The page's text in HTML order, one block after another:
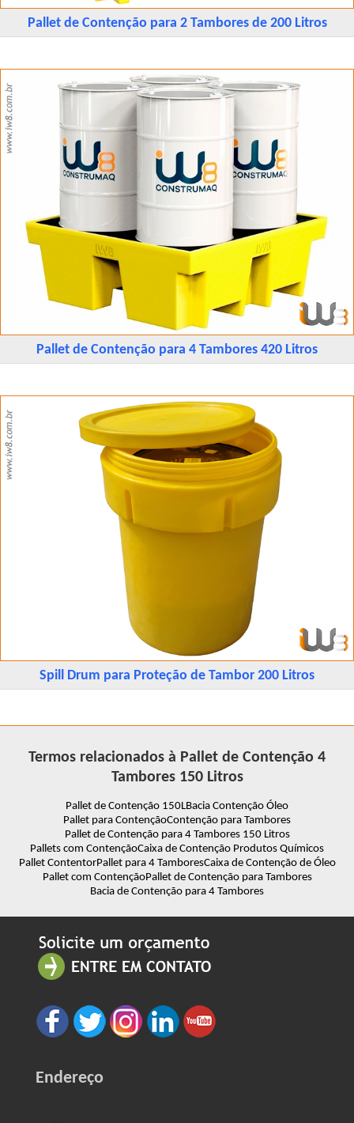
Pallet de Contenção para 2 Tambores de 200 Litros
Pallet de Contenção para 4 Tambores 420 Litros
Spill Drum para Proteção de Tambor 200 Litros
Termos relacionados à Pallet de Contenção 4
Tambores 150 Litros
Pallet de Contenção 150LBacia Contenção Óleo
Pallet para ContençãoContenção para Tambores
Pallet de Contenção para 4 Tambores 150 Litros
Pallets com ContençãoCaixa de Contenção Produtos Químicos
Pallet ContentorPallet para 4 TamboresCaixa de Contenção de Óleo
Pallet com ContençãoPallet de Contenção para Tambores
Bacia de Contenção para 4 Tambores
Endereço